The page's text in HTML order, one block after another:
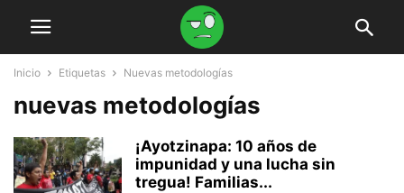
Inicio Etiquetas Nuevas metodologías
nuevas metodologías
¡Ayotzinapa: 10 años de
impunidad y una lucha sin
tregua! Familias...